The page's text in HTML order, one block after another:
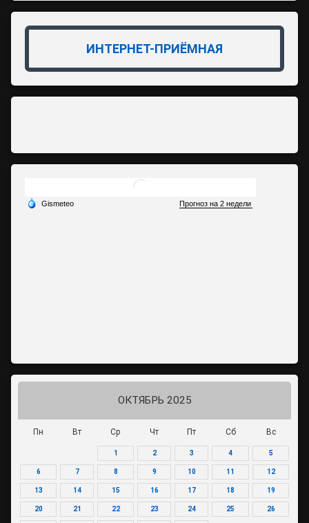
ИНТЕРНЕТ-ПРИЁМНАЯ
ОКТЯБРЬ 2025
Пн Вт Ср Чт Пт Сб Вс
1 2 3 4 5
6 7 8 9 10 11 12
13 14 15 16 17 18 19
20 21 22 23 24 25 26